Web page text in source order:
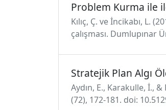
Problem Kurma ile
Kılıç, Ç. ve İncikabı, L.
çalışması. Dumlupınar
Stratejik Plan Algı
Aydın, E., Karakulle, İ.,
(72), 172-181. doi: